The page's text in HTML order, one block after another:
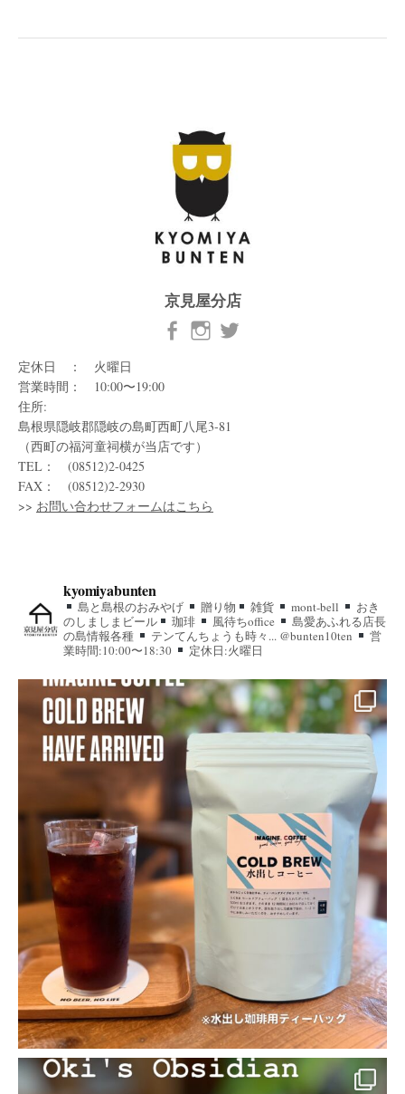
京見屋分店
定休日 ： 火曜日
営業時間： 10:00〜19:00
住所:
島根県隠岐郡隠岐の島町西町八尾3-81
（西町の福河童祠横が当店です）
TEL： (08512)2-0425
FAX： (08512)2-2930
>> お問い合わせフォームはこちら
kyomiyabunten
島と島根のおみやげ 贈り物 雑貨 mont-bell
おき
のしましまビール
珈琲 風待ちoffice
島愛あふれる店長
の島情報各種
テンてんちょうも時々... @bunten10ten
営
業時間:10:00〜18:30
定休日:火曜日